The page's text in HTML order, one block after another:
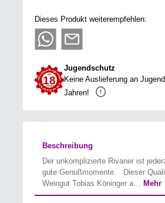
Dieses Produkt weiterempfehlen:
Jugendschutz
Keine Auslieferung an
Jahren!
Beschreibung
Der unkomplizierte Rivaner ist
gute Genußmomente. Dieser
Weingut Tobias Köninger a… Mehr